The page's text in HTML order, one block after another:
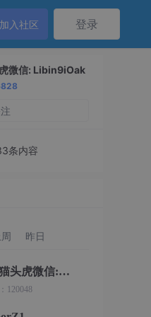
加入社区 登录
微信: Libin9iOak
条内容
周 昨日
头虎微信:
120048